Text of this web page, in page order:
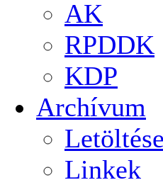
AK
RPDDK
KDP
Archívum
Linkek